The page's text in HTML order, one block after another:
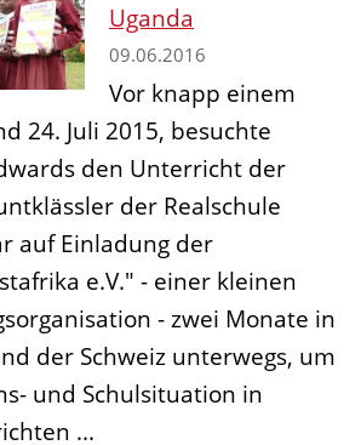
Uganda
09.06.2016
Vor knapp einem
24. Juli 2015, besuchte
den Unterricht der
der Realschule
auf Einladung der
e.V." - einer kleinen
- zwei Monate in
der Schweiz unterwegs, um
und Schulsituation in
...